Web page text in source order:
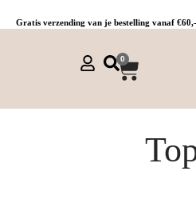
Gratis verzending van je bestelling vanaf €60,-
0